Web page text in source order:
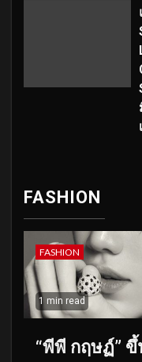
FASHION
FASHION
1 min read
“พีพี กฤษฏ์”